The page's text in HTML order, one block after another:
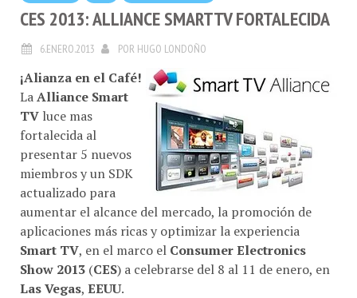
CES 2013: ALLIANCE SMARTTV FORTALECIDA
6.ENERO.2013 POR HUGO LONDOÑO
¡Alianza en el Café!
La Alliance Smart
TV luce mas
fortalecida al
presentar 5 nuevos
miembros y un SDK
actualizado para
aumentar el alcance del mercado, la promoción de
aplicaciones más ricas y optimizar la experiencia
Smart TV , en el marco el Consumer Electronics
Show 2013 (CES) a celebrarse del 8 al 11 de enero, en
Las Vegas EEUU.